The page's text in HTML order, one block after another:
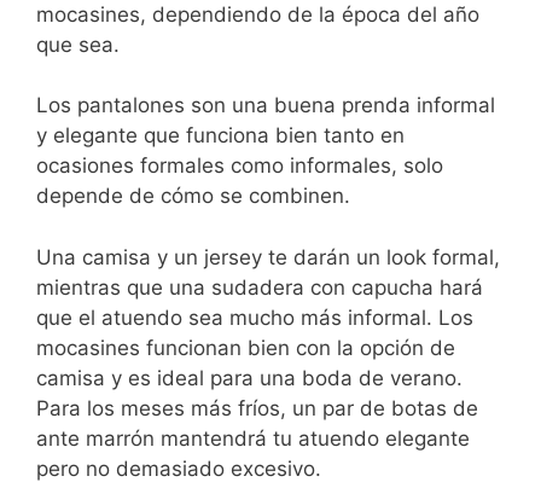
mocasines, dependiendo de la época del año
que sea.
Los pantalones son una buena prenda informal
y elegante que funciona bien tanto en
ocasiones formales como informales, solo
depende de cómo se combinen.
Una camisa y un jersey te darán un look formal,
mientras que una sudadera con capucha hará
que el atuendo sea mucho más informal. Los
mocasines funcionan bien con la opción de
camisa y es ideal para una boda de verano.
Para los meses más fríos, un par de botas de
ante marrón mantendrá tu atuendo elegante
pero no demasiado excesivo.